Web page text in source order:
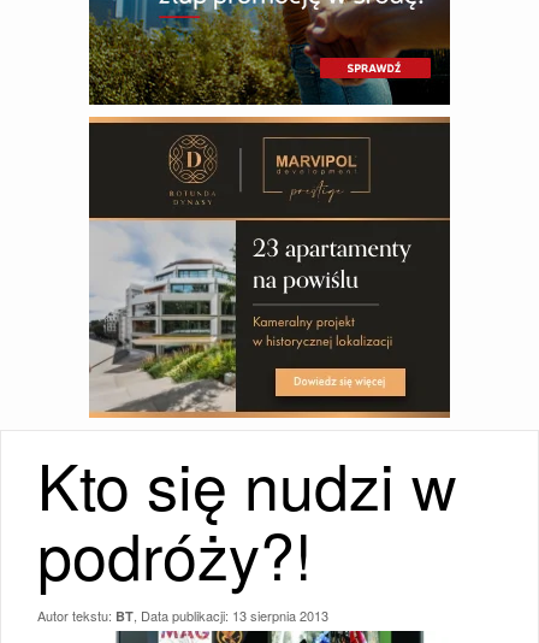
Kto się nudzi w
podróży?!
Autor tekstu: BT , Data publikacji: 13 sierpnia 2013